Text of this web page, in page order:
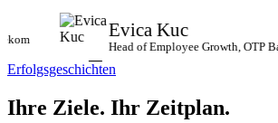
Evica Kuc
Head of Employee Growth, OTP Bank
Erfolgsgeschichten
Ihre Ziele. Ihr Zeitplan.